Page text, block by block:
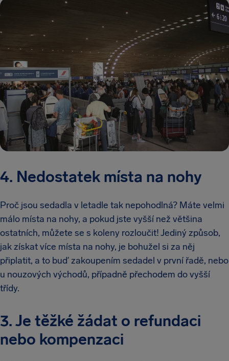
4. Nedostatek místa na nohy
Proč jsou sedadla v letadle tak nepohodlná? Máte velmi
málo místa na nohy, a pokud jste vyšší než většina
ostatních, můžete se s koleny rozloučit! Jediný způsob,
jak získat více místa na nohy, je bohužel si za něj
připlatit, a to buď zakoupením sedadel v první řadě, nebo
u nouzových východů, případně přechodem do vyšší
třídy.
3. Je těžké žádat o refundaci
nebo kompenzaci